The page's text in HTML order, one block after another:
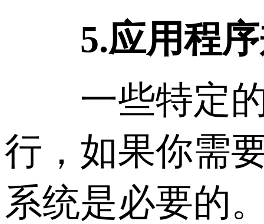
5.应用程序
一些特定的
行，如果你需
系统是必要的